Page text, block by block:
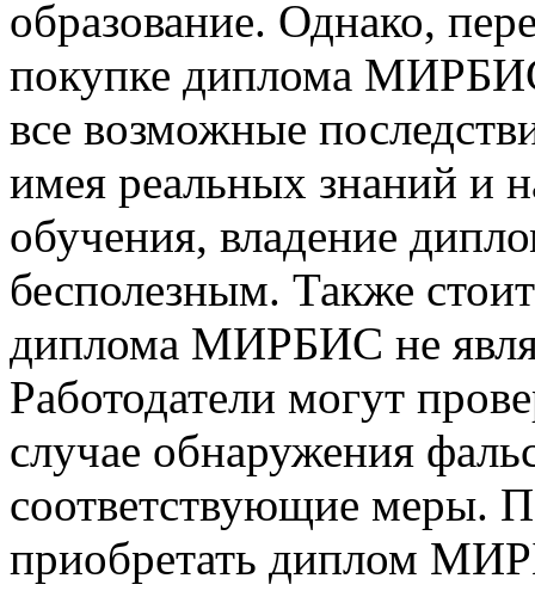
образование. Однако,
покупке диплома
все возможные
имея реальных знаний и
обучения, владение
бесполезным. Также
диплома МИРБИС не
Работодатели могут
случае обнаружения
соответствующие меры.
приобретать диплом